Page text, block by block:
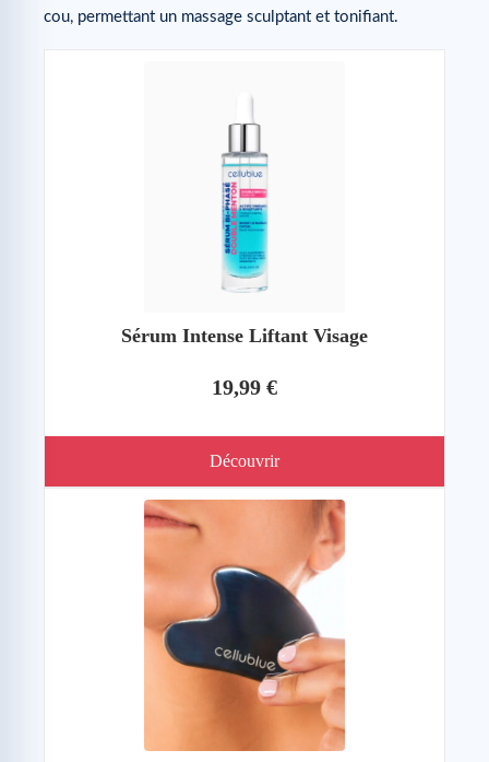
cou, permettant un massage sculptant et tonifiant.
Sérum Intense Liftant Visage
19,99 €
Découvrir